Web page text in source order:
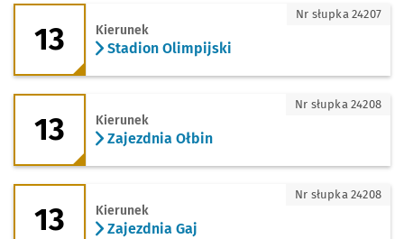
13 - kierunek Stadion Olimpijski
13 Kierunek
Stadion Olimpijski
Nr słupka 24207
13 - kierunek Zajezdnia Ołbin
13 Kierunek
Zajezdnia Ołbin
Nr słupka 24208
13 - kierunek Zajezdnia Gaj
13 Kierunek
Zajezdnia Gaj
Nr słupka 24208